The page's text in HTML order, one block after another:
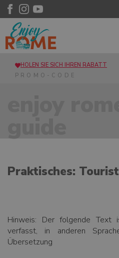
HOLEN SIE SICH IHREN RABATT
Praktisches:
Hinweis: Der folgende Text
verfasst, in anderen
Übersetzung